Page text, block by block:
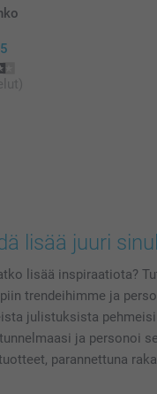
lisää juuri
lisää inspiraatiota?
trendeihimme ja
julistuksista
ja personoi
parannettuna